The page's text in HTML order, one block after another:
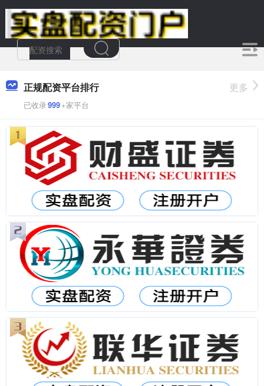
正规配资平台排行
已收录999+家平台
更多